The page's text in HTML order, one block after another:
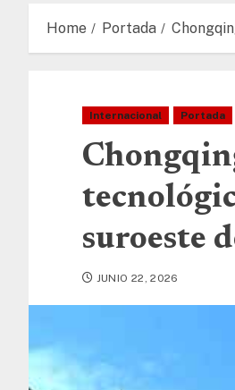
Home Portada
Internacional Portada
suroeste
JUNIO 22, 2026